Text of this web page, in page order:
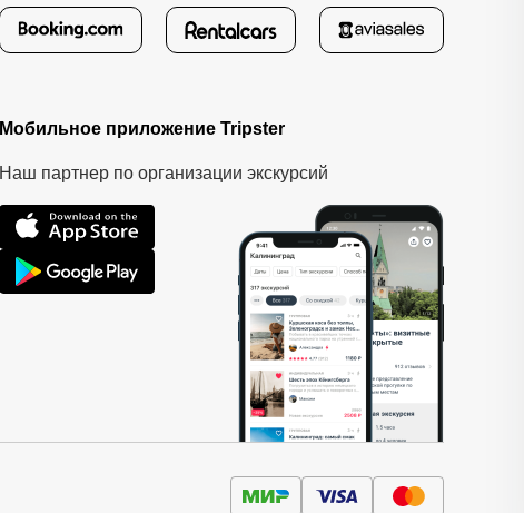
Мобильное приложение Tripster
Наш партнер по организации экскурсий